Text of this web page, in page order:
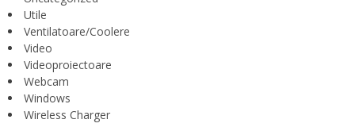
Utile
Ventilatoare/Coolere
Video
Videoproiectoare
Webcam
Windows
Wireless Charger